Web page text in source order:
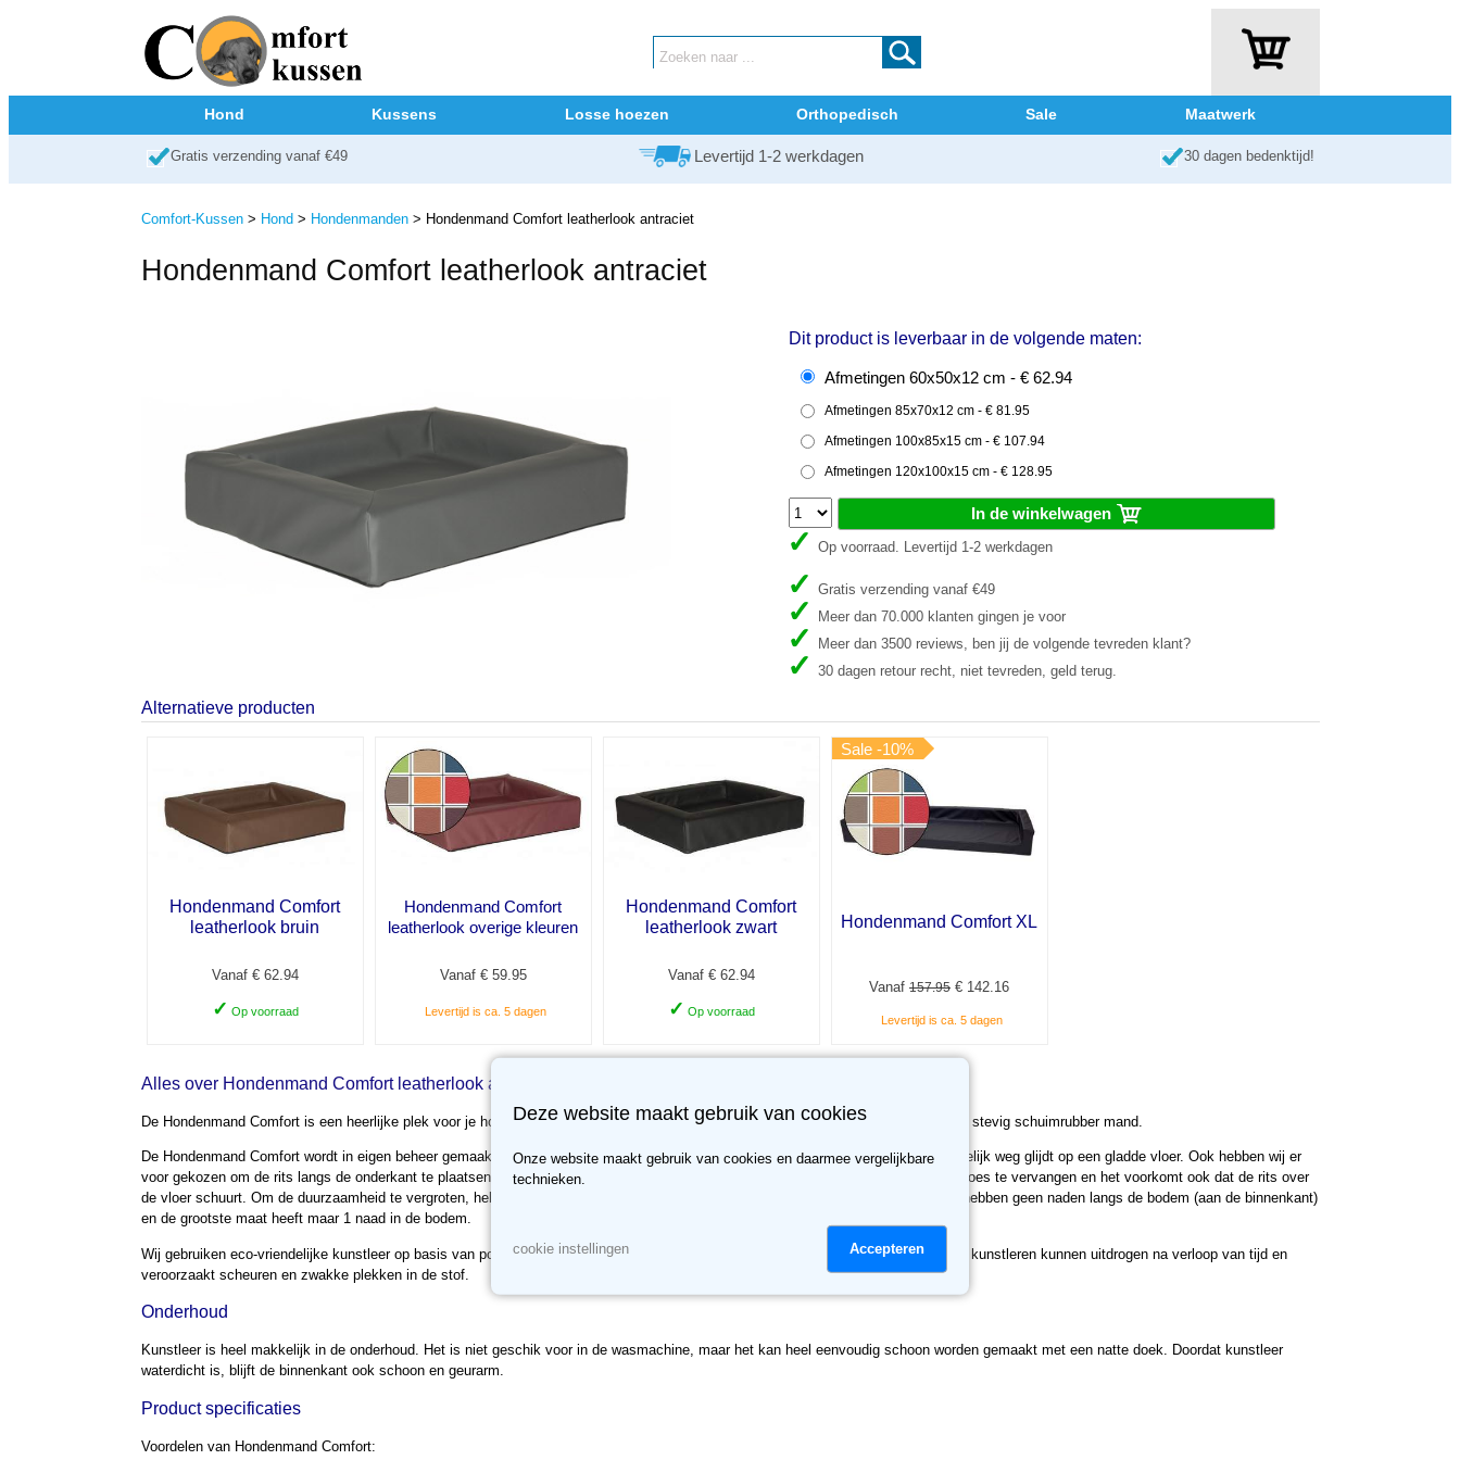
Hond Kussens Losse hoezen Orthopedisch Sale Maatwerk
Gratis verzending vanaf €49 Levertijd 1-2 werkdagen 30 dagen bedenktijd!
Comfort-Kussen> Hond > Hondenmanden> Hondenmand Comfort leatherlook antraciet
Hondenmand Comfort leatherlook antraciet
Dit product is leverbaar in de volgende maten:
Afmetingen 60x50x12 cm - € 62.94
Afmetingen 85x70x12 cm - € 81.95
Afmetingen 100x85x15 cm - € 107.94
Afmetingen 120x100x15 cm - € 128.95
In de winkelwagen
Op voorraad. Levertijd 1-2 werkdagen
Gratis verzending vanaf €49
Meer dan 70.000 klanten gingen je voor
Meer dan 3500 reviews, ben jij de volgende tevreden klant?
30 dagen retour recht, niet tevreden, geld terug.
Alternatieve producten
Hondenmand Comfort
leatherlook bruin
Vanaf € 62.94
✓ Op voorraad
Hondenmand Comfort
leatherlook overige kleuren
Vanaf € 59.95
Levertijd is ca. 5 dagen
Hondenmand Comfort
leatherlook zwart
Vanaf € 62.94
✓ Op voorraad
Sale -10%
Hondenmand Comfort XL
Vanaf 157.95 € 142.16
Levertijd is ca. 5 dagen
Alles over Hondenmand Comfort leatherlook antraciet
De Hondenmand Comfort is een heerlijke plek voor je hond. De hondenmand is gemaakt van een stevige kwaliteit kunstleer om een stevig schuimrubber mand.
De Hondenmand Comfort wordt in eigen beheer gemaakt. Voor de onderkant gebruiken wij antislip stof zodat de mand niet zo makkelijk weg glijdt op een gladde vloer. Ook hebben wij er
voor gekozen om de rits langs de onderkant te plaatsen, in plaats van dwars over de onderkant. Dit maakt het eenvoudiger om de hoes te vervangen en het voorkomt ook dat de rits over
de vloer schuurt. Om de duurzaamheid te vergroten, hebben wij het aantal naden in de stof geminimaliseerd. De eerste drie maten hebben geen naden langs de bodem (aan de binnenkant)
en de grootste maat heeft maar 1 naad in de bodem.
Wij gebruiken eco-vriendelijke kunstleer op basis van polyurethaan (PU). Groot voordeel van PU is dat het soepel blijft. Andere type kunstleren kunnen uitdrogen na verloop van tijd en
veroorzaakt scheuren en zwakke plekken in de stof.
Onderhoud
Kunstleer is heel makkelijk in de onderhoud. Het is niet geschik voor in de wasmachine, maar het kan heel eenvoudig schoon worden gemaakt met een natte doek. Doordat kunstleer
waterdicht is, blijft de binnenkant ook schoon en geurarm.
Product specificaties
Voordelen van Hondenmand Comfort:
Deze website maakt gebruik van cookies
Onze website maakt gebruik van cookies en daarmee vergelijkbare
technieken.
cookie instellingen Accepteren